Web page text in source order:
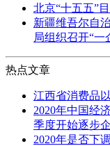
北京“十五五”
新疆维吾尔自
局组织召开“一
热点文章
江西省消费品
2020年中国经
季度开始逐步
2020年是否下